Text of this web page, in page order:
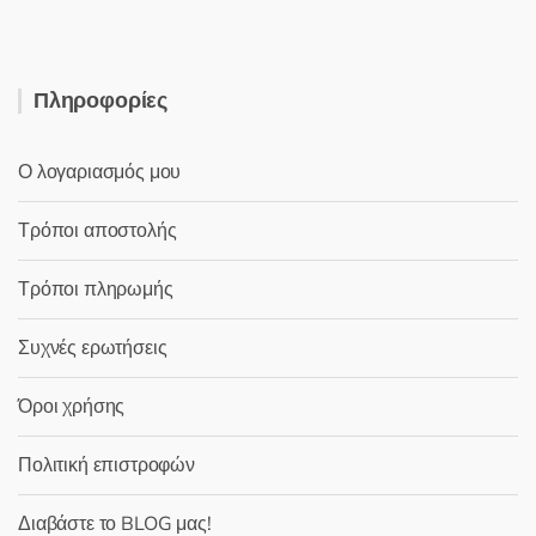
Πληροφορίες
Ο λογαριασμός μου
Τρόποι αποστολής
Τρόποι πληρωμής
Συχνές ερωτήσεις
Όροι χρήσης
Πολιτική επιστροφών
Διαβάστε το BLOG μας!